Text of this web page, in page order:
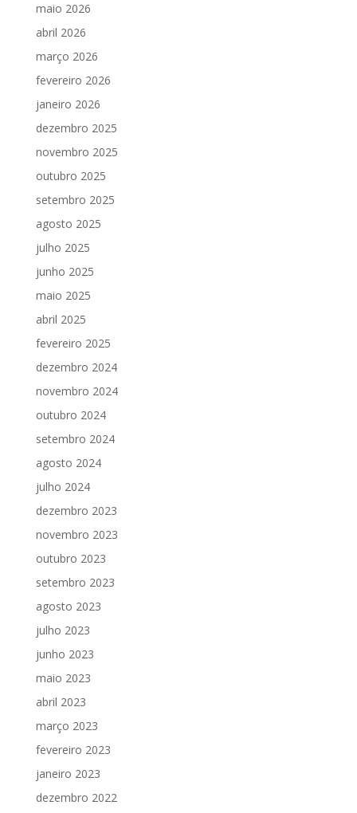
maio 2026
abril 2026
março 2026
fevereiro 2026
janeiro 2026
dezembro 2025
novembro 2025
outubro 2025
setembro 2025
agosto 2025
julho 2025
junho 2025
maio 2025
abril 2025
fevereiro 2025
dezembro 2024
novembro 2024
outubro 2024
setembro 2024
agosto 2024
julho 2024
dezembro 2023
novembro 2023
outubro 2023
setembro 2023
agosto 2023
julho 2023
junho 2023
maio 2023
abril 2023
março 2023
fevereiro 2023
janeiro 2023
dezembro 2022